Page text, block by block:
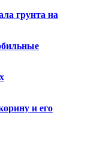
грунта на
и его